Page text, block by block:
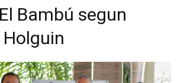
Bambú segun